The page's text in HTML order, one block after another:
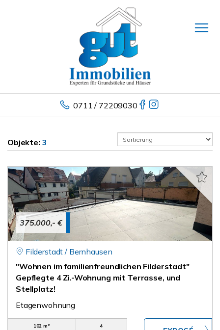
0711 / 72209030
Objekte: 3
375.000,- €
Filderstadt / Bernhausen
"Wohnen im familienfreundlichen Filderstadt"
Gepflegte 4 Zi.-Wohnung mit Terrasse, und
Stellplatz!
Etagenwohnung
102 m²
4